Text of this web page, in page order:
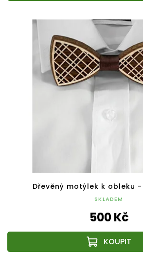
Dřevěný motýlek k obleku -
SKLADEM
500 Kč